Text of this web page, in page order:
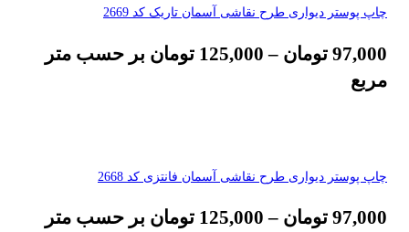
چاپ پوستر دیواری طرح نقاشی آسمان تاریک کد 2669
97,000 تومان –
125,000 تومان بر حسب متر
مربع
چاپ پوستر دیواری طرح نقاشی آسمان فانتزی کد 2668
97,000 تومان –
125,000 تومان بر حسب متر